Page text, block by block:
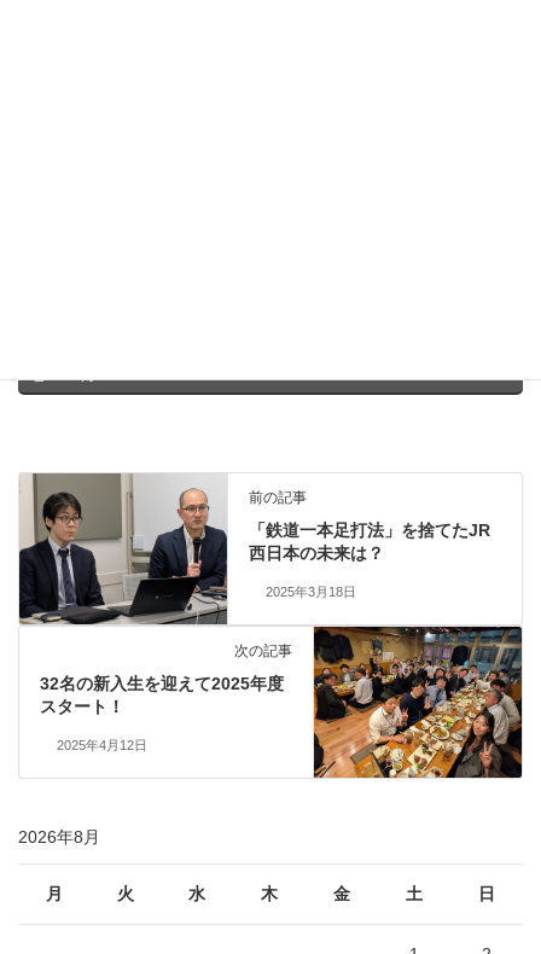
前の記事
「鉄道一本足打法」を捨てたJR
西日本の未来は？
2025年3月18日
次の記事
32名の新入生を迎えて2025年度
スタート！
2025年4月12日
2026年8月
月 火 水 木 金 土 日